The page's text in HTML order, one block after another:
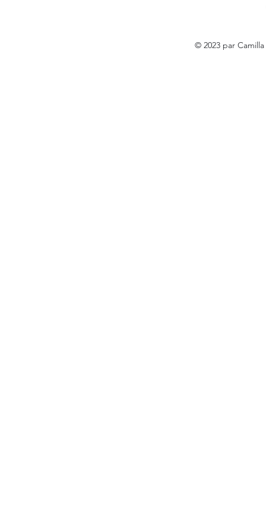
© 2023 par